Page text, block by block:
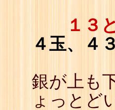
１３
４玉、４
銀が上も
ょっとど